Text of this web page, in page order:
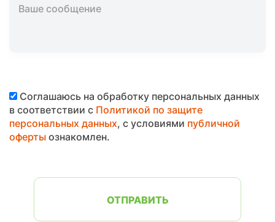
Соглашаюсь на обработку персональных данных
в соответствии с Политикой по защите
персональных данных, с условиями публичной
офертыознакомлен.
ОТПРАВИТЬ